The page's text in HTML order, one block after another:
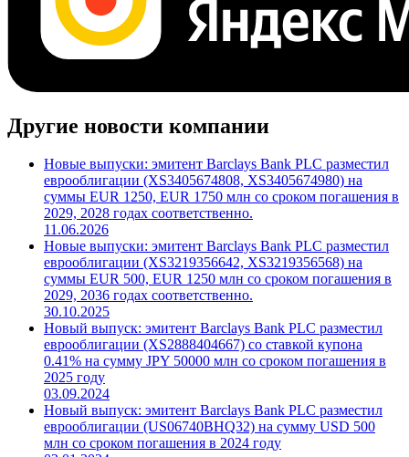
Другие новости компании
Новые выпуски: эмитент Barclays Bank PLC разместил
еврооблигации (XS3405674808, XS3405674980) на
суммы EUR 1250, EUR 1750 млн со сроком погашения в
2029, 2028 годах соответственно.
11.06.2026
Новые выпуски: эмитент Barclays Bank PLC разместил
еврооблигации (XS3219356642, XS3219356568) на
суммы EUR 500, EUR 1250 млн со сроком погашения в
2029, 2036 годах соответственно.
30.10.2025
Новый выпуск: эмитент Barclays Bank PLC разместил
еврооблигации (XS2888404667) со ставкой купона
0.41% на сумму JPY 50000 млн со сроком погашения в
2025 году
03.09.2024
Новый выпуск: эмитент Barclays Bank PLC разместил
еврооблигации (US06740BHQ32) на сумму USD 500
млн со сроком погашения в 2024 году